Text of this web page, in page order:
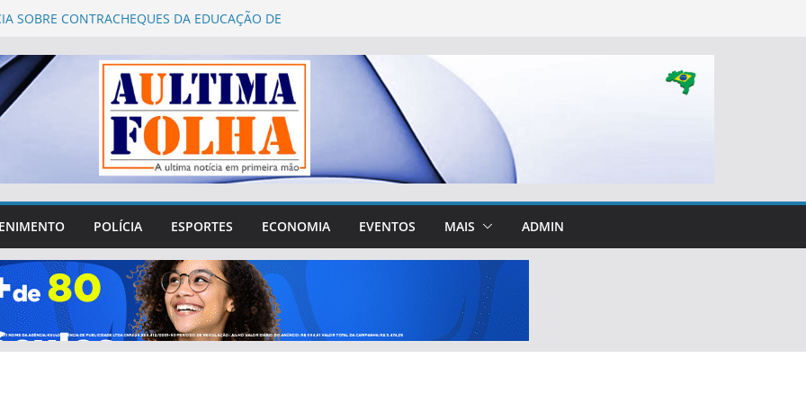
SOBRE CONTRACHEQUES DA EDUCAÇÃO DE
Águas Lindas abre 752 vagas para
presencial de mesários
Municipal de Educação de Águas Lindas
sobre gastos, transparência e
da sociedade
Águas Lindas tenta sair da crise e recuperar
na cidade
reúne lideranças de Águas Lindas e destaca
4 milhões destinados ao município
POLÍCIA ESPORTES ECONOMIA EVENTOS MAIS ADMIN